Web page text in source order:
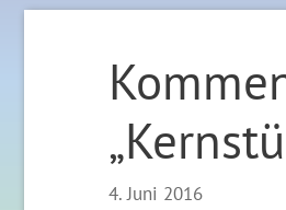
4. Juni 2016